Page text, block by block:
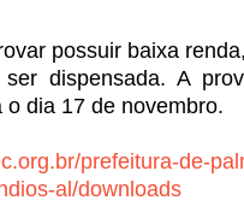
possuir baixa
dispensada. A
dia 17 de novembro.
prefeitura-de-
al/downloads